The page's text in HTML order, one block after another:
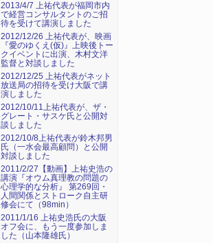
2013/4/7 上祐代表が福岡市内
で経営コンサルタントのご招
待を受けて講演しました
2012/12/26 上祐代表が、映画
『愛のゆくえ(仮)』上映後トー
クイベントに出演、木村文洋
監督と対談しました
2012/12/25 上祐代表がネット
放送局の招待を受け大阪で講
演しました
2012/10/11上祐代表が、ザ・
グレート・サスケ氏と公開対
談しました
2012/10/8上祐代表が鈴木邦男
氏（一水会最高顧問）と公開
対談しました
2011/2/27【動画】上祐史浩の
講演『オウム真理教の問題の
心理学的な分析』 第269回・
人間関係とストローク自主研
修会にて（98min）
2011/1/16 上祐史浩氏の大阪
オフ会に、もう一度参加しま
した（山本隆雄氏）